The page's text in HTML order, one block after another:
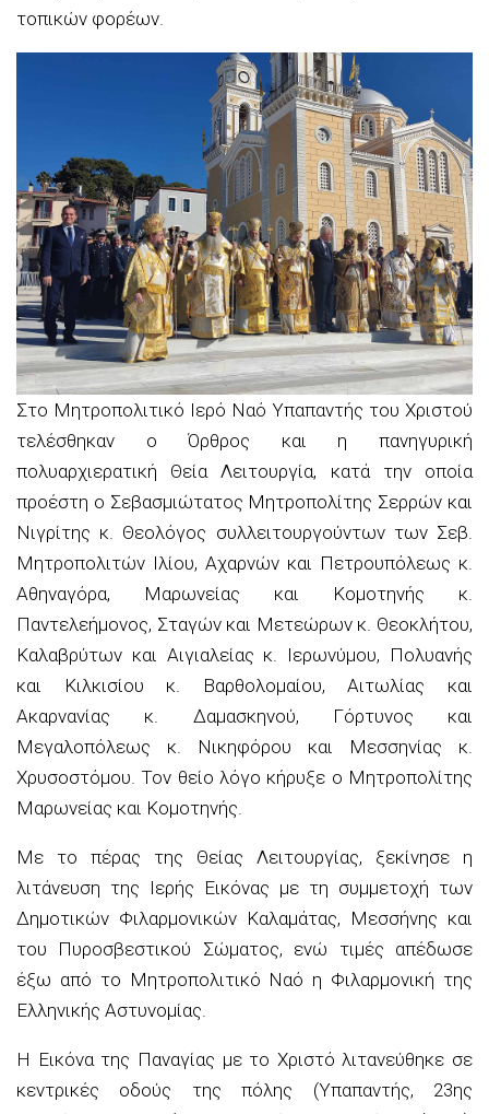
τοπικών φορέων.
Στο Μητροπολιτικό Ιερό Ναό Υπαπαντής του Χριστού
τελέσθηκαν ο Όρθρος και η πανηγυρική
πολυαρχιερατική Θεία Λειτουργία, κατά την οποία
προέστη ο Σεβασμιώτατος Μητροπολίτης Σερρών και
Νιγρίτης κ. Θεολόγος συλλειτουργούντων των Σεβ.
Μητροπολιτών Ιλίου, Αχαρνών και Πετρουπόλεως κ.
Αθηναγόρα, Μαρωνείας και Κομοτηνής κ.
Παντελεήμονος, Σταγών και Μετεώρων κ. Θεοκλήτου,
Καλαβρύτων και Αιγιαλείας κ. Ιερωνύμου, Πολυανής
και Κιλκισίου κ. Βαρθολομαίου, Αιτωλίας και
Ακαρνανίας κ. Δαμασκηνού, Γόρτυνος και
Μεγαλοπόλεως κ. Νικηφόρου και Μεσσηνίας κ.
Χρυσοστόμου. Τον θείο λόγο κήρυξε ο Μητροπολίτης
Μαρωνείας και Κομοτηνής.
Με το πέρας της Θείας Λειτουργίας, ξεκίνησε η
λιτάνευση της Iερής Eικόνας με τη συμμετοχή των
Δημοτικών Φιλαρμονικών Καλαμάτας, Μεσσήνης και
του Πυροσβεστικού Σώματος, ενώ τιμές απέδωσε
έξω από το Μητροπολιτικό Ναό η Φιλαρμονική της
Ελληνικής Αστυνομίας.
Η Εικόνα της Παναγίας με το Χριστό λιτανεύθηκε σε
κεντρικές οδούς της πόλης (Yπαπαντής, 23ης